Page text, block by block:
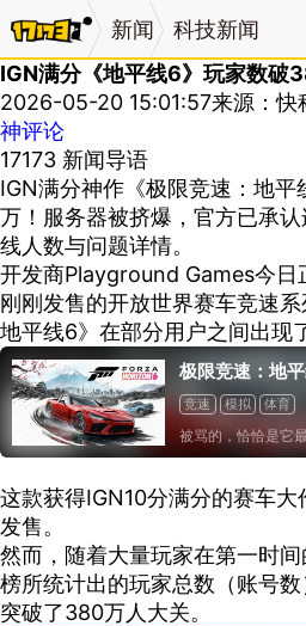
新闻 科技新闻
IGN满分《地平线6》玩家数破
2026-05-20 15:01:57来源：快
神评论
17173 新闻导语
IGN满分神作《极限竞速：地
万！服务器被挤爆，官方已承
线人数与问题详情。
开发商Playground Games今日
刚刚发售的开放世界赛车竞速系
地平线6》在部分用户之间出现
极限竞速：地
竞速 模拟 体育
被骂的，恰恰是它
这款获得IGN10分满分的赛车
发售。
然而，随着大量玩家在第一时
榜所统计出的玩家总数（账号
突破了380万人大关。